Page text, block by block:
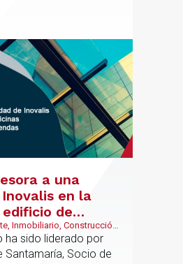
Estate Industry
a una
en la
de
a Konecta
Inmobiliario, Construcción
ha sido liderado por
Santamaría, Socio de